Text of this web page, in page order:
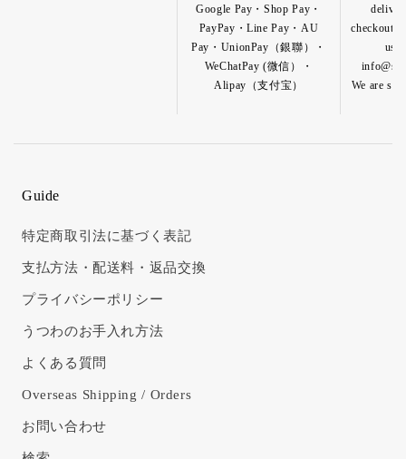
Google Pay・Shop Pay・
PayPay・Line Pay・AU
Pay・UnionPay（銀聯）・
WeChatPay (微信）・
Alipay（支付宝）
checkout
us
We are so
Guide
特定商取引法に基づく表記
支払方法・配送料・返品交換
プライバシーポリシー
うつわのお手入れ方法
よくある質問
Overseas Shipping / Orders
お問い合わせ